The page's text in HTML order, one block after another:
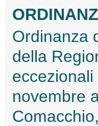
Ordinanza
della
novembre